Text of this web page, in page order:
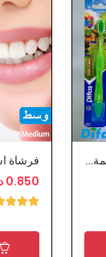
فرشاة اسنان للاطفال ناعمة من ديفاس
0.850 دك